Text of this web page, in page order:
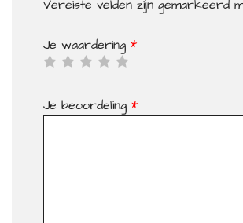
Vereiste velden zijn gemarkeerd
Je waardering *
Je beoordeling *